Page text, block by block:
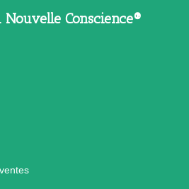
Nouvelle Conscience®